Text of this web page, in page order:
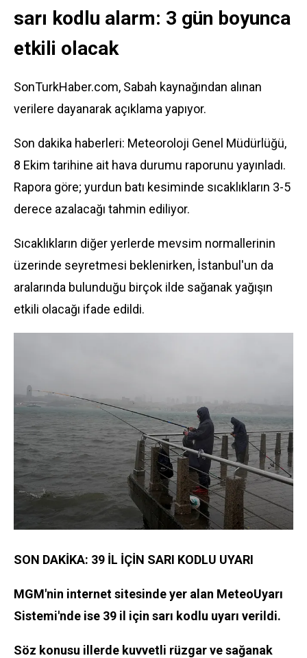
sarı kodlu alarm: 3 gün boyunca
etkili olacak
SonTurkHaber.com, Sabah kaynağından alınan
verilere dayanarak açıklama yapıyor.
Son dakika haberleri: Meteoroloji Genel Müdürlüğü,
8 Ekim tarihine ait hava durumu raporunu yayınladı.
Rapora göre; yurdun batı kesiminde sıcaklıkların 3-5
derece azalacağı tahmin ediliyor.
Sıcaklıkların diğer yerlerde mevsim normallerinin
üzerinde seyretmesi beklenirken, İstanbul'un da
aralarında bulunduğu birçok ilde sağanak yağışın
etkili olacağı ifade edildi.
SON DAKİKA: 39 İL İÇİN SARI KODLU UYARI
MGM'nin internet sitesinde yer alan MeteoUyarı
Sistemi'nde ise 39 il için sarı kodlu uyarı verildi.
Söz konusu illerde kuvvetli rüzgar ve sağanak